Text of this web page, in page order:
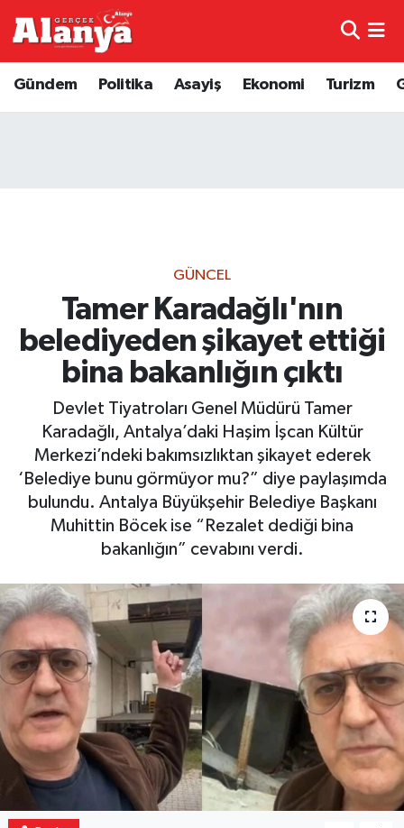
Gündem Politika Asayiş Ekonomi Turizm
GÜNCEL
Tamer Karadağlı'nın
belediyeden şikayet ettiği
bina bakanlığın çıktı
Devlet Tiyatroları Genel Müdürü Tamer
Karadağlı, Antalya’daki Haşim İşcan Kültür
Merkezi’ndeki bakımsızlıktan şikayet ederek
‘Belediye bunu görmüyor mu?” diye paylaşımda
bulundu. Antalya Büyükşehir Belediye Başkanı
Muhittin Böcek ise “Rezalet dediği bina
bakanlığın” cevabını verdi.
Genel
Diğer
Dünya
Gizlilik İlkeleri - Privacy Policy
Güncel
Gündem
Spor
Turizm
Trafik Durumu
Haber Arşivi